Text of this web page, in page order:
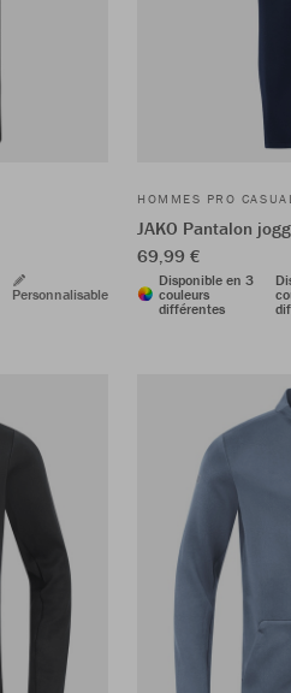
Personnalisable
HOMMES PRO CASUAL
JAKO Pantalon
69,99 €
Disponible en 3
couleurs
différentes